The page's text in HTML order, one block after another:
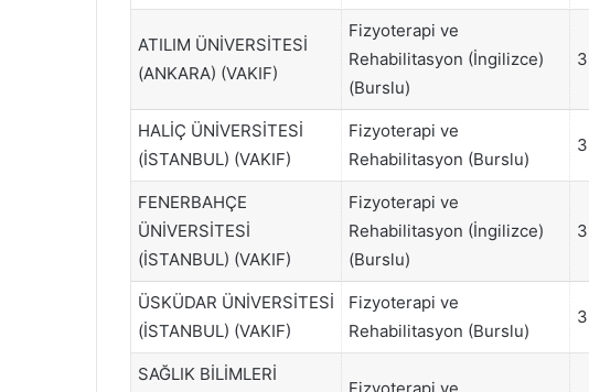
ATILIM ÜNİVERSİTESİ
(ANKARA) (VAKIF)
Fizyoterapi ve
Rehabilitasyon (İngilizce)
(Burslu)
HALİÇ ÜNİVERSİTESİ
(İSTANBUL) (VAKIF)
Fizyoterapi ve
Rehabilitasyon (Burslu)
FENERBAHÇE
ÜNİVERSİTESİ
(İSTANBUL) (VAKIF)
Fizyoterapi ve
Rehabilitasyon (İngilizce)
(Burslu)
ÜSKÜDAR ÜNİVERSİTESİ
(İSTANBUL) (VAKIF)
Fizyoterapi ve
Rehabilitasyon (Burslu)
SAĞLIK BİLİMLERİ
Fizyoterapi ve